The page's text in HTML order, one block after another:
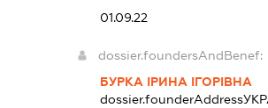
01.09.22
dossier.foundersAndBenef:
БУРКА ІРИНА ІГОРІВНА
dossier.founderAddress